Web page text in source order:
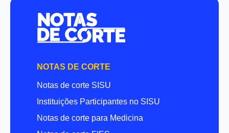
NOTAS DE CORTE
Notas de corte SISU
Instituições Participantes no SISU
Notas de corte para Medicina